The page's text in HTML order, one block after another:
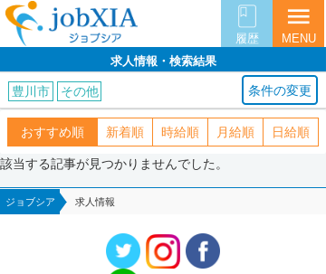
履歴
menu
MENU
求人情報・検索結果
条件の変更
豊川市 その他
おすすめ順 新着順 時給順 月給順 日給順
該当する記事が見つかりませんでした。
ジョブシア 求人情報